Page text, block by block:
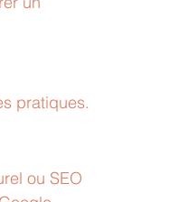
pratiques.
ou SEO